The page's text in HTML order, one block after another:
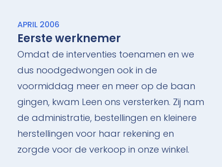
APRIL 2006
Eerste werknemer
Omdat de interventies toenamen en we
dus noodgedwongen ook in de
voormiddag meer en meer op de baan
gingen, kwam Leen ons versterken. Zij nam
de administratie, bestellingen en kleinere
herstellingen voor haar rekening en
zorgde voor de verkoop in onze winkel.